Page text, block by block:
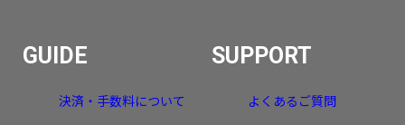
GUIDE
決済・手数料について
SUPPORT
よくあるご質問